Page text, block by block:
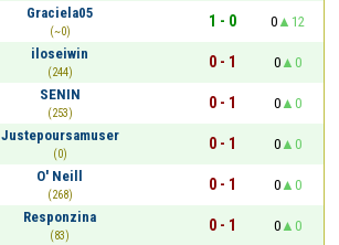
Graciela05
(~0)
1 - 0 0
12
iloseiwin
(244)
0 - 1 0
0
SENIN
(253)
0 - 1 0
0
Justepoursamuser
(0)
0 - 1 0
0
O' Neill
(268)
0 - 1 0
0
Responzina
(83)
0 - 1 0
0